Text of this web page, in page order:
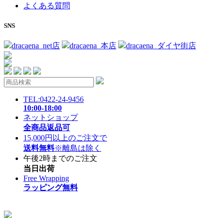
よくある質問
SNS
dracaena_net店 dracaena_本店 dracaena_ダイヤ街店
TEL:0422-24-9456
10:00-18:00
ネットショップ
全商品返品可
15,000円以上のご注文で
送料無料※離島は除く
午後2時までのご注文
当日出荷
Free Wrapping
ラッピング無料